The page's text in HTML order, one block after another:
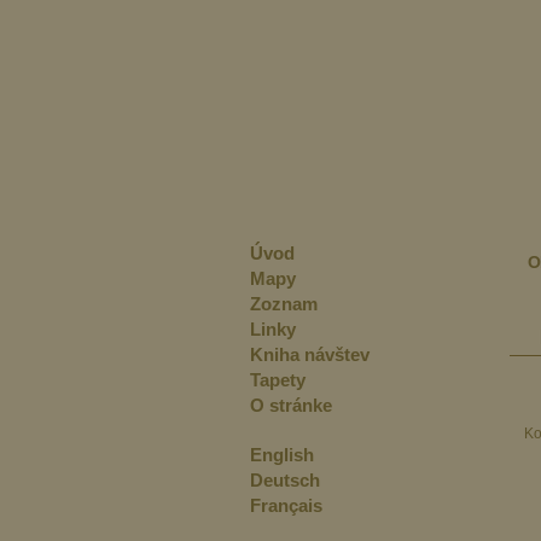
Úvod
Mapy
Zoznam
Linky
Kniha návštev
Tapety
O stránke
English
Deutsch
Français